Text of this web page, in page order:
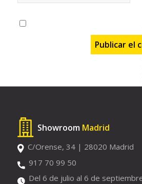
Showroom Madrid
C/Orense, 34 | 28020 Madrid
917 70 99 50
Del 6 de julio al 6 de